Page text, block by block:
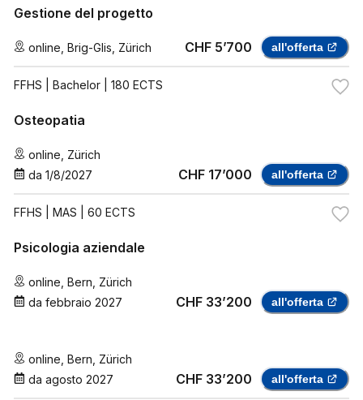
Gestione del progetto
online Brig-Glis Zürich CHF 5’700 all'offerta
FFHS | Bachelor | 180 ECTS
Osteopatia
online Zürich
da 1/8/2027 CHF 17’000 all'offerta
FFHS | MAS | 60 ECTS
Psicologia aziendale
online Bern Zürich
da febbraio 2027 CHF 33’200 all'offerta
online Bern Zürich
da agosto 2027 CHF 33’200 all'offerta